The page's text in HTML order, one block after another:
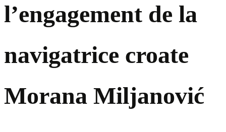
l’engagement de la
navigatrice croate
Morana Miljanović